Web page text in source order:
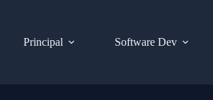
Principal
Software Dev